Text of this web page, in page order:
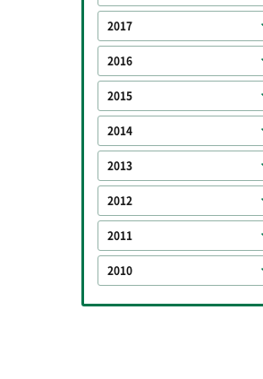
2017
2016
2015
2014
2013
2012
2011
2010